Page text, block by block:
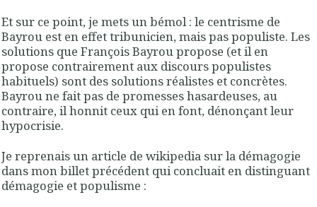
Et sur ce point, je mets un bémol : le centrisme de
Bayrou est en effet tribunicien, mais pas populiste. Les
solutions que François Bayrou propose (et il en
propose contrairement aux discours populistes
habituels) sont des solutions réalistes et concrètes.
Bayrou ne fait pas de promesses hasardeuses, au
contraire, il honnit ceux qui en font, dénonçant leur
hypocrisie.
Je reprenais un article de wikipedia sur la démagogie
dans mon billet précédent qui concluait en distinguant
démagogie et populisme :